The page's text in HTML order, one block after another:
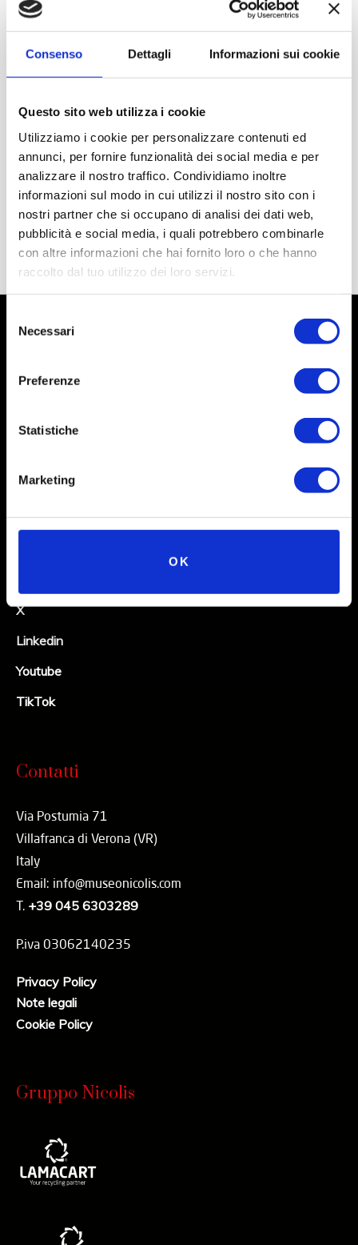
Consenso Dettagli Informazioni sui cookie
Questo sito web utilizza i cookie
Utilizziamo i cookie per personalizzare contenuti ed
annunci, per fornire funzionalità dei social media e per
analizzare il nostro traffico. Condividiamo inoltre
informazioni sul modo in cui utilizzi il nostro sito con i
nostri partner che si occupano di analisi dei dati web,
pubblicità e social media, i quali potrebbero combinarle
con altre informazioni che hai fornito loro o che hanno
raccolto dal tuo utilizzo dei loro servizi.
delNecessari
Preferenze
Statistiche
Marketing
OK
X
Linkedin
Youtube
TikTok
Contatti
Via Postumia 71
Villafranca di Verona (VR)
Italy
Email: info@museonicolis.com
T. +39 045 6303289
P.iva 03062140235
Privacy Policy
Note legali
Cookie Policy
Gruppo Nicolis